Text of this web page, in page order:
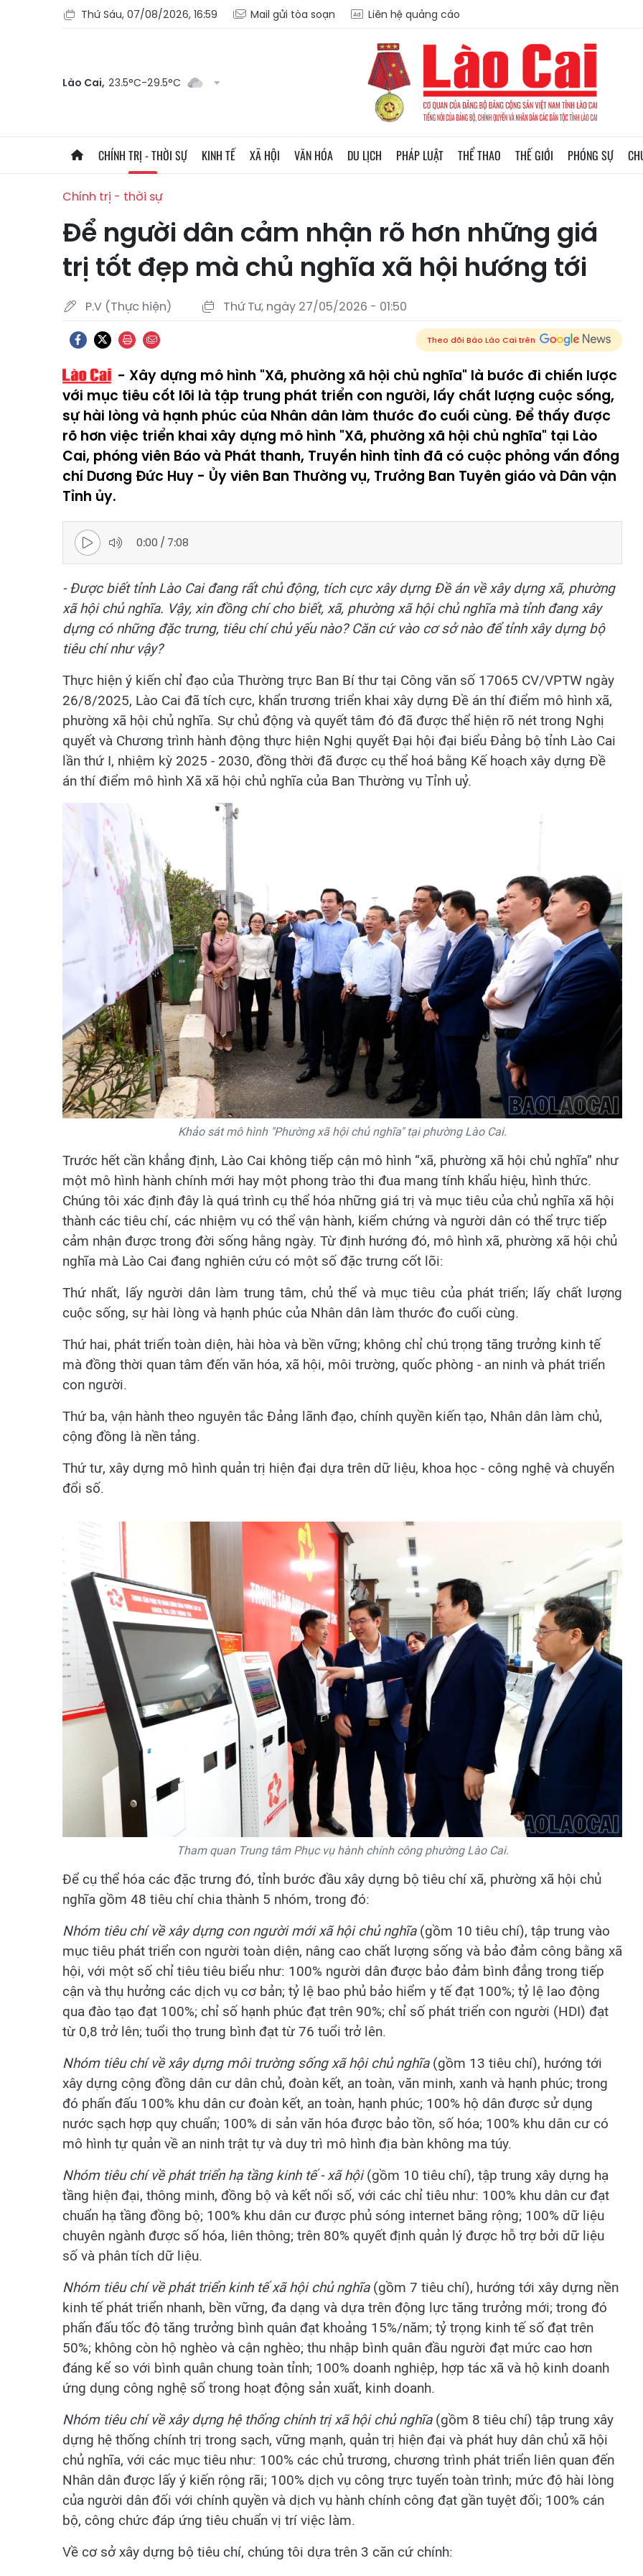
Thứ Sáu, 07/08/2026, 16:59 Mail gửi tòa soạn Liên hệ quảng cáo
Lào Cai, 23.5°C-29.5°C
CHÍNH TRỊ - THỜI SỰ KINH TẾ XÃ HỘI VĂN HÓA DU LỊCH PHÁP LUẬT THỂ THAO THẾ GIỚI PHÓNG SỰ
Chính trị - thời sự
Để người dân cảm nhận rõ hơn những giá
trị tốt đẹp mà chủ nghĩa xã hội hướng tới
P.V (Thực hiện) Thứ Tư, ngày 27/05/2026 - 01:50
Theo dõi Báo Lào Cai trên
Xây dựng mô hình "Xã, phường xã hội chủ nghĩa" là bước đi chiến lược
với mục tiêu cốt lõi là tập trung phát triển con người, lấy chất lượng cuộc sống,
sự hài lòng và hạnh phúc của Nhân dân làm thước đo cuối cùng. Để thấy được
rõ hơn việc triển khai xây dựng mô hình "Xã, phường xã hội chủ nghĩa" tại Lào
Cai, phóng viên Báo và Phát thanh, Truyền hình tỉnh đã có cuộc phỏng vấn đồng
chí Dương Đức Huy - Ủy viên Ban Thường vụ, Trưởng Ban Tuyên giáo và Dân vận
Tỉnh ủy.
0:00 / 7:08
- Được biết tỉnh Lào Cai đang rất chủ động, tích cực xây dựng Đề án về xây dựng xã, phường
xã hội chủ nghĩa. Vậy, xin đồng chí cho biết, xã, phường xã hội chủ nghĩa mà tỉnh đang xây
dựng có những đặc trưng, tiêu chí chủ yếu nào? Căn cứ vào cơ sở nào để tỉnh xây dựng bộ
tiêu chí như vậy?
Thực hiện ý kiến chỉ đạo của Thường trực Ban Bí thư tại Công văn số 17065 CV/VPTW ngày
26/8/2025, Lào Cai đã tích cực, khẩn trương triển khai xây dựng Đề án thí điểm mô hình xã,
phường xã hội chủ nghĩa. Sự chủ động và quyết tâm đó đã được thể hiện rõ nét trong Nghị
quyết và Chương trình hành động thực hiện Nghị quyết Đại hội đại biểu Đảng bộ tỉnh Lào Cai
lần thứ I, nhiệm kỳ 2025 - 2030, đồng thời đã được cụ thể hoá bằng Kế hoạch xây dựng Đề
án thí điểm mô hình Xã xã hội chủ nghĩa của Ban Thường vụ Tỉnh uỷ.
Khảo sát mô hình "Phường xã hội chủ nghĩa" tại phường Lào Cai.
Trước hết cần khẳng định, Lào Cai không tiếp cận mô hình “xã, phường xã hội chủ nghĩa” như
một mô hình hành chính mới hay một phong trào thi đua mang tính khẩu hiệu, hình thức.
Chúng tôi xác định đây là quá trình cụ thể hóa những giá trị và mục tiêu của chủ nghĩa xã hội
thành các tiêu chí, các nhiệm vụ có thể vận hành, kiểm chứng và người dân có thể trực tiếp
cảm nhận được trong đời sống hằng ngày. Từ định hướng đó, mô hình xã, phường xã hội chủ
nghĩa mà Lào Cai đang nghiên cứu có một số đặc trưng cốt lõi:
Thứ nhất, lấy người dân làm trung tâm, chủ thể và mục tiêu của phát triển; lấy chất lượng
cuộc sống, sự hài lòng và hạnh phúc của Nhân dân làm thước đo cuối cùng.
Thứ hai, phát triển toàn diện, hài hòa và bền vững; không chỉ chú trọng tăng trưởng kinh tế
mà đồng thời quan tâm đến văn hóa, xã hội, môi trường, quốc phòng - an ninh và phát triển
con người.
Thứ ba, vận hành theo nguyên tắc Đảng lãnh đạo, chính quyền kiến tạo, Nhân dân làm chủ,
cộng đồng là nền tảng.
Thứ tư, xây dựng mô hình quản trị hiện đại dựa trên dữ liệu, khoa học - công nghệ và chuyển
đổi số.
Tham quan Trung tâm Phục vụ hành chính công phường Lào Cai.
Để cụ thể hóa các đặc trưng đó, tỉnh bước đầu xây dựng bộ tiêu chí xã, phường xã hội chủ
nghĩa gồm 48 tiêu chí chia thành 5 nhóm, trong đó:
Nhóm tiêu chí về xây dựng con người mới xã hội chủ nghĩa(gồm 10 tiêu chí), tập trung vào
mục tiêu phát triển con người toàn diện, nâng cao chất lượng sống và bảo đảm công bằng xã
hội, với một số chỉ tiêu tiêu biểu như: 100% người dân được bảo đảm bình đẳng trong tiếp
cận và thụ hưởng các dịch vụ cơ bản; tỷ lệ bao phủ bảo hiểm y tế đạt 100%; tỷ lệ lao động
qua đào tạo đạt 100%; chỉ số hạnh phúc đạt trên 90%; chỉ số phát triển con người (HDI) đạt
từ 0,8 trở lên; tuổi thọ trung bình đạt từ 76 tuổi trở lên.
Nhóm tiêu chí về xây dựng môi trường sống xã hội chủ nghĩa(gồm 13 tiêu chí), hướng tới
xây dựng cộng đồng dân cư dân chủ, đoàn kết, an toàn, văn minh, xanh và hạnh phúc; trong
đó phấn đấu 100% khu dân cư đoàn kết, an toàn, hạnh phúc; 100% hộ dân được sử dụng
nước sạch hợp quy chuẩn; 100% di sản văn hóa được bảo tồn, số hóa; 100% khu dân cư có
mô hình tự quản về an ninh trật tự và duy trì mô hình địa bàn không ma túy.
Nhóm tiêu chí về phát triển hạ tầng kinh tế - xã hội(gồm 10 tiêu chí), tập trung xây dựng hạ
tầng hiện đại, thông minh, đồng bộ và kết nối số, với các chỉ tiêu như: 100% khu dân cư đạt
chuẩn hạ tầng đồng bộ; 100% khu dân cư được phủ sóng internet băng rộng; 100% dữ liệu
chuyên ngành được số hóa, liên thông; trên 80% quyết định quản lý được hỗ trợ bởi dữ liệu
số và phân tích dữ liệu.
Nhóm tiêu chí về phát triển kinh tế xã hội chủ nghĩa(gồm 7 tiêu chí), hướng tới xây dựng nền
kinh tế phát triển nhanh, bền vững, đa dạng và dựa trên động lực tăng trưởng mới; trong đó
phấn đấu tốc độ tăng trưởng bình quân đạt khoảng 15%/năm; tỷ trọng kinh tế số đạt trên
50%; không còn hộ nghèo và cận nghèo; thu nhập bình quân đầu người đạt mức cao hơn
đáng kể so với bình quân chung toàn tỉnh; 100% doanh nghiệp, hợp tác xã và hộ kinh doanh
ứng dụng công nghệ số trong hoạt động sản xuất, kinh doanh.
Nhóm tiêu chí về xây dựng hệ thống chính trị xã hội chủ nghĩa(gồm 8 tiêu chí) tập trung xây
dựng hệ thống chính trị trong sạch, vững mạnh, quản trị hiện đại và phát huy dân chủ xã hội
chủ nghĩa, với các mục tiêu như: 100% các chủ trương, chương trình phát triển liên quan đến
Nhân dân được lấy ý kiến rộng rãi; 100% dịch vụ công trực tuyến toàn trình; mức độ hài lòng
của người dân đối với chính quyền và dịch vụ hành chính công đạt gần tuyệt đối; 100% cán
bộ, công chức đáp ứng tiêu chuẩn vị trí việc làm.
Về cơ sở xây dựng bộ tiêu chí, chúng tôi dựa trên 3 căn cứ chính: